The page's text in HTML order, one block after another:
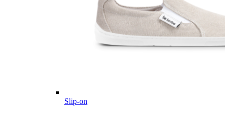
Slip-on